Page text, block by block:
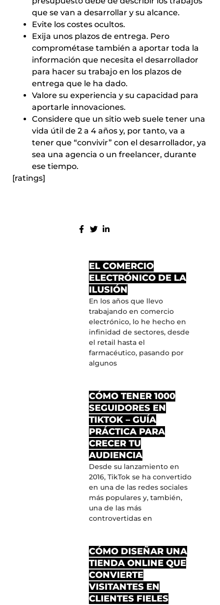
que se van a desarrollar y su alcance.
Evite los costes ocultos.
Exija unos plazos de entrega. Pero
comprométase también a aportar toda la
información que necesita el desarrollador
para hacer su trabajo en los plazos de
entrega que le ha dado.
Valore su experiencia y su capacidad para
aportarle innovaciones.
Considere que un sitio web suele tener una
vida útil de 2 a 4 años y, por tanto, va a
tener que “convivir” con el desarrollador, ya
sea una agencia o un freelancer, durante
ese tiempo.
[ratings]
EL COMERCIO
ELECTRÓNICO DE LA
ILUSIÓN
En los años que llevo
trabajando en comercio
electrónico, lo he hecho en
infinidad de sectores, desde
el retail hasta el
farmacéutico, pasando por
algunos
CÓMO TENER 1000
SEGUIDORES EN
TIKTOK – GUÍA
PRÁCTICA PARA
CRECER TU
AUDIENCIA
Desde su lanzamiento en
2016, TikTok se ha convertido
en una de las redes sociales
más populares y, también,
una de las más
controvertidas en
CÓMO DISEÑAR UNA
TIENDA ONLINE QUE
CONVIERTE
VISITANTES EN
CLIENTES FIELES